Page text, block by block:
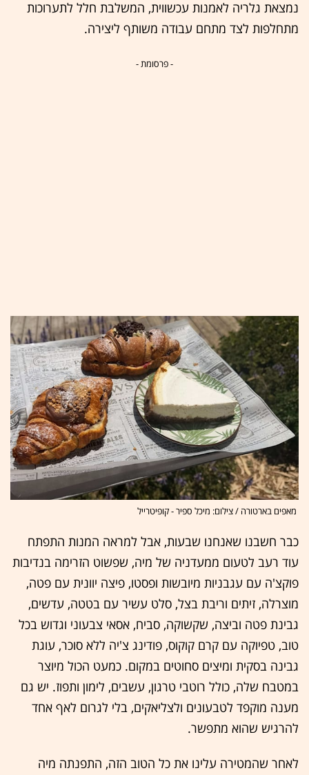
נמצאת גלריה לאמנות עכשווית, המשלבת חלל לתערוכות
מתחלפות לצד מתחם עבודה משותף ליצירה.
- פרסומת -
מאפים בארטורה / צילום: מיכל ספיר - קופיטרייל
כבר חשבנו שאנחנו שבעות, אבל למראה המנות התפתח
עוד רעב לטעום ממעדניה של מיה, שפשוט הזרימה בנדיבות
פוקצ'ה עם עגבניות מיובשות ופסטו, פיצה יוונית עם פטה,
מוצרלה, זיתים וריבת בצל, סלט עשיר עם בטטה, עדשים,
גבינת פטה וביצה, שקשוקה, סביח, אסאי צבעוני וגדוש בכל
טוב, טפיוקה עם קרם קוקוס, פודינג צ'יה ללא סוכר, עוגת
גבינה בסקית ומיצים סחוטים במקום. כמעט הכול מיוצר
במטבח שלה, כולל רוטבי טרגון, עשבים, לימון ותפוז. יש גם
מענה מוקפד לטבעונים ולצליאקים, בלי לגרום לאף אחד
להרגיש שהוא מתפשר.
לאחר שהמטירה עלינו את כל הטוב הזה, התפנתה מיה